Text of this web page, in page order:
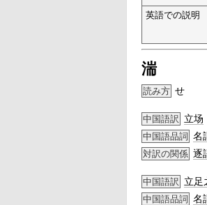
英語での説明
湍
読み方 せ
中国語訳 立场
中国語品詞 名
対訳の関係 逐
中国語訳 立足
中国語品詞 名